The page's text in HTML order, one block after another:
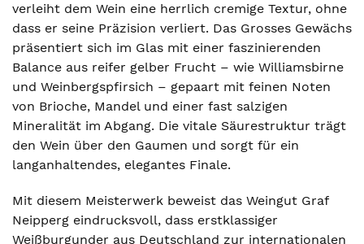
verleiht dem Wein eine herrlich cremige Textur, ohne
dass er seine Präzision verliert. Das Grosses Gewächs
präsentiert sich im Glas mit einer faszinierenden
Balance aus reifer gelber Frucht – wie Williamsbirne
und Weinbergspfirsich – gepaart mit feinen Noten
von Brioche, Mandel und einer fast salzigen
Mineralität im Abgang. Die vitale Säurestruktur trägt
den Wein über den Gaumen und sorgt für ein
langanhaltendes, elegantes Finale.
Mit diesem Meisterwerk beweist das Weingut Graf
Neipperg eindrucksvoll, dass erstklassiger
Weißburgunder aus Deutschland zur internationalen